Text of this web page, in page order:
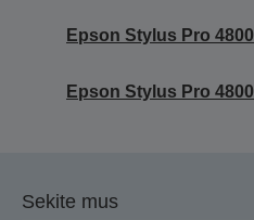
Epson Stylus Pro 4800
Epson Stylus Pro 4800
Sekite mus